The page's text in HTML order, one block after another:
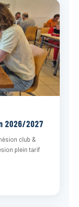
2026/2027
club &
plein tarif